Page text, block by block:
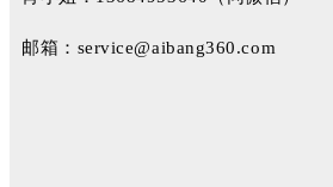
邮箱：service@aibang360.com